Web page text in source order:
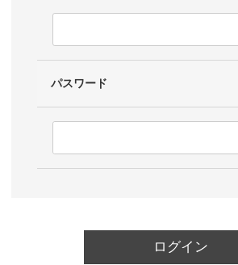
パスワード
ログイン